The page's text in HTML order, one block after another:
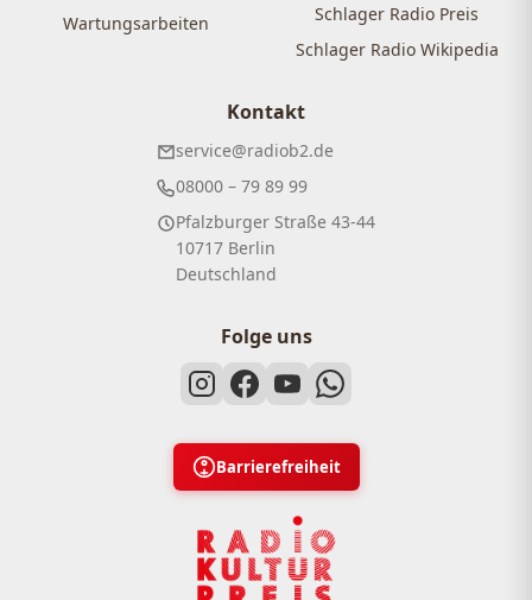
Wartungsarbeiten
Schlager Radio Preis
Schlager Radio Wikipedia
Kontakt
service@radiob2.de
08000 – 79 89 99
Pfalzburger Straße 43-44
10717 Berlin
Deutschland
Folge uns
Barrierefreiheit